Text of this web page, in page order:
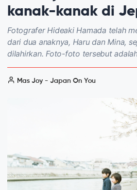
kanak-kanak di
Fotografer Hideaki Hamada telah
dari dua anaknya, Haru dan Mina,
dilahirkan. Foto-foto tersebut
Mas Joy - Japan On You